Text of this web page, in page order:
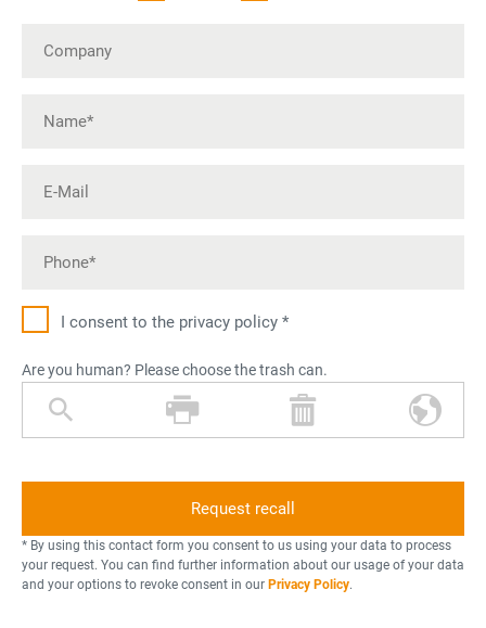
I consent to the privacy policy *
Are you human? Please choose the trash can.
a
n
f
y
p
r
n
t
e
r
r
s
c
a
w
o
l
* By using this contact form you consent to us using your data to process
your request. You can find further information about our usage of your data
and your options to revoke consent in our Privacy Policy.